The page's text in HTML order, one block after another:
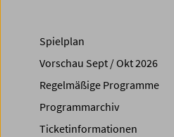
Spielplan
Vorschau Sept / Okt 2026
Regelmäßige Programme
Programmarchiv
Ticketinformationen